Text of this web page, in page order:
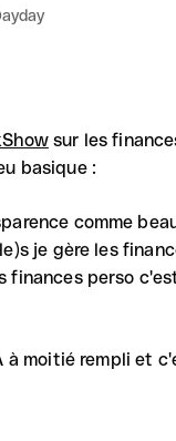
sur les
basique :
comme
je gère les
finances perso
à moitié rempli et